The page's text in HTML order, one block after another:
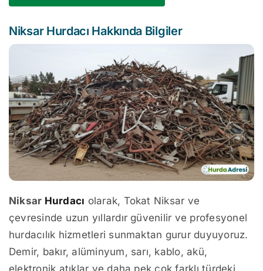
Niksar Hurdacı Hakkında Bilgiler
Niksar Hurdacı olarak, Tokat Niksar ve
çevresinde uzun yıllardır güvenilir ve profesyonel
hurdacılık hizmetleri sunmaktan gurur duyuyoruz.
Demir, bakır, alüminyum, sarı, kablo, akü,
elektronik atıklar ve daha pek çok farklı türdeki